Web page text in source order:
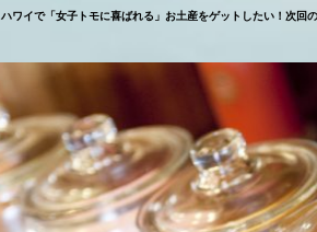
ハワイで「女子トモに喜ばれる」お土産をゲットしたい！次回